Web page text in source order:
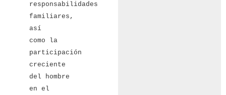
responsabilidades
familiares,
así
como la
participación
creciente
del hombre
en el